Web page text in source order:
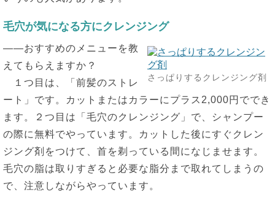
毛穴が気になる方にクレンジング
さっぱりするクレンジング剤
――おすすめのメニューを教
えてもらえますか？
１つ目は、「前髪のストレ
ート」です。カットまたはカラーにプラス2,000円ででき
ます。２つ目は「毛穴のクレンジング」で、シャンプー
の際に無料でやっています。カットした後にすぐクレン
ジング剤をつけて、首を剃っている間になじませます。
毛穴の脂は取りすぎると必要な脂分まで取れてしまうの
で、注意しながらやっています。